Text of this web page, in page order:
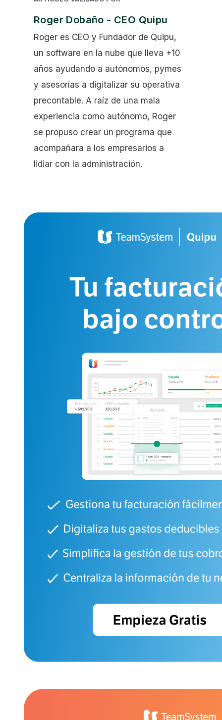
Roger Dobaño - CEO Quipu
Roger es CEO y Fundador de Quipu,
un software en la nube que lleva +10
años ayudando a autónomos, pymes
y asesorías a digitalizar su operativa
precontable. A raíz de una mala
experiencia como autónomo, Roger
se propuso crear un programa que
acompañara a los empresarios a
lidiar con la administración.